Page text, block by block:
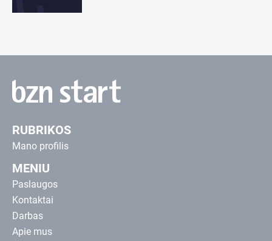
RUBRIKOS
Mano profilis
MENIU
Paslaugos
Kontaktai
Darbas
Apie mus